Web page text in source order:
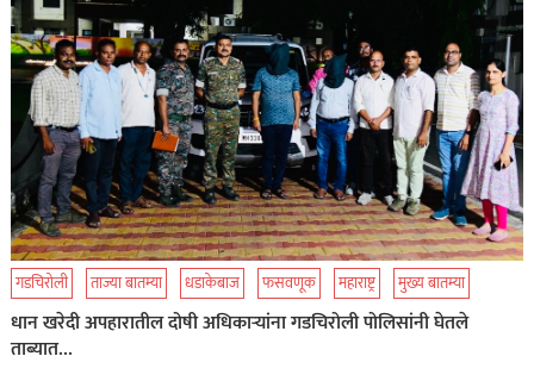
गडचिरोली ताज्या बातम्या धडाकेबाज फसवणूक महाराष्ट्र मुख्य बातम्या
धान खरेदी अपहारातील दोषी अधिकाऱ्यांना गडचिरोली पोलिसांनी घेतले
ताब्यात…